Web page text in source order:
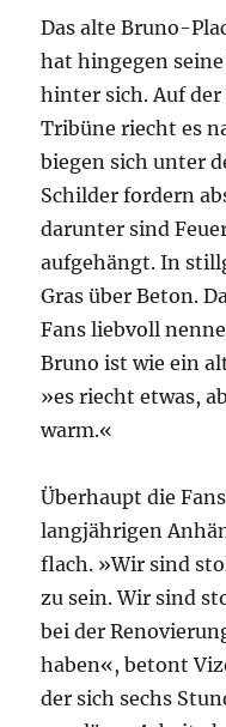
Das alte Bruno-
hat hingegen
hinter sich. Auf
Tribüne riecht es
biegen sich unter
Schilder fordern
darunter sind
aufgehängt. In
Gras über Beton.
Fans liebvoll
Bruno ist wie ein
»es riecht etwas,
warm.«
Überhauptdie
langjährigen
flach. »Wir sind
zu sein. Wir sind
bei der
haben«, betont
der sich sechs